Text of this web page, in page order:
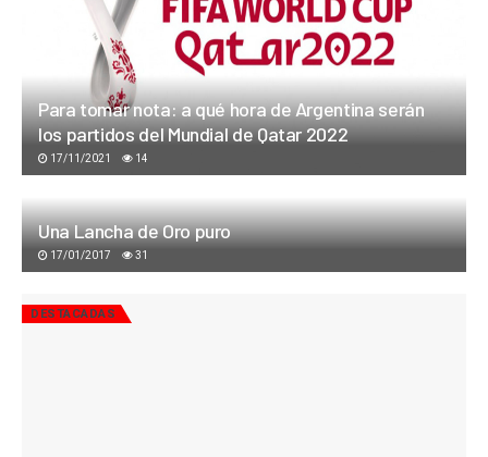
Para tomar nota: a qué hora de Argentina serán
los partidos del Mundial de Qatar 2022
17/11/2021 14
Una Lancha de Oro puro
17/01/2017 31
DESTACADAS